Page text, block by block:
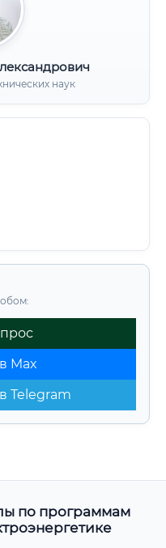
наук
Max
Telegram
по программам